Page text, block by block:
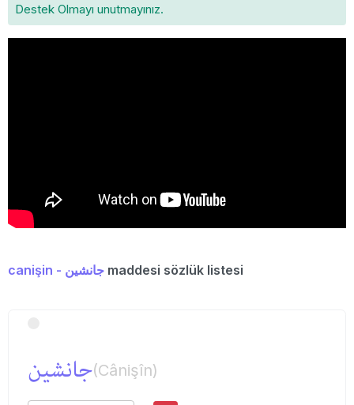
Destek Olmayı unutmayınız.
canişin - جانشین maddesi sözlük listesi
جانشین(Cânişîn)